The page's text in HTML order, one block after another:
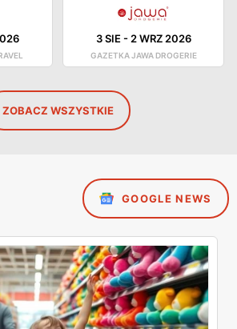
3 SIE-2 WRZ 2026
GAZETKA JAWA DROGERIE
ZOBACZ WSZYSTKIE
GOOGLE NEWS